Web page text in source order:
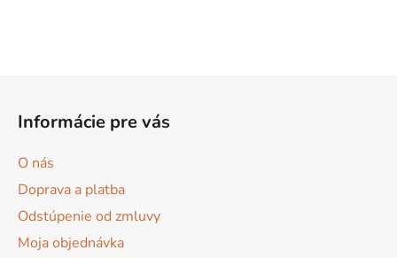
Informácie pre vás
O nás
Doprava a platba
Odstúpenie od zmluvy
Moja objednávka